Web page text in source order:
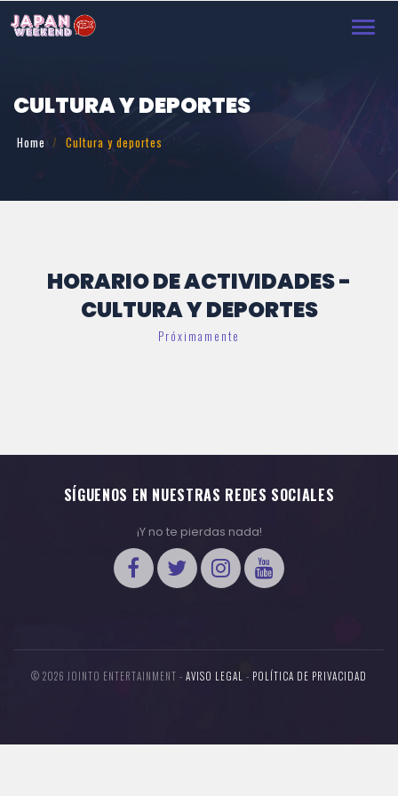
CULTURA Y DEPORTES
Home Cultura y deportes
HORARIO DE ACTIVIDADES -
CULTURA Y DEPORTES
Próximamente
SÍGUENOS EN NUESTRAS REDES SOCIALES
¡Y no te pierdas nada!
© 2026 JOINTO ENTERTAINMENT - AVISO LEGAL - POLÍTICA DE PRIVACIDAD